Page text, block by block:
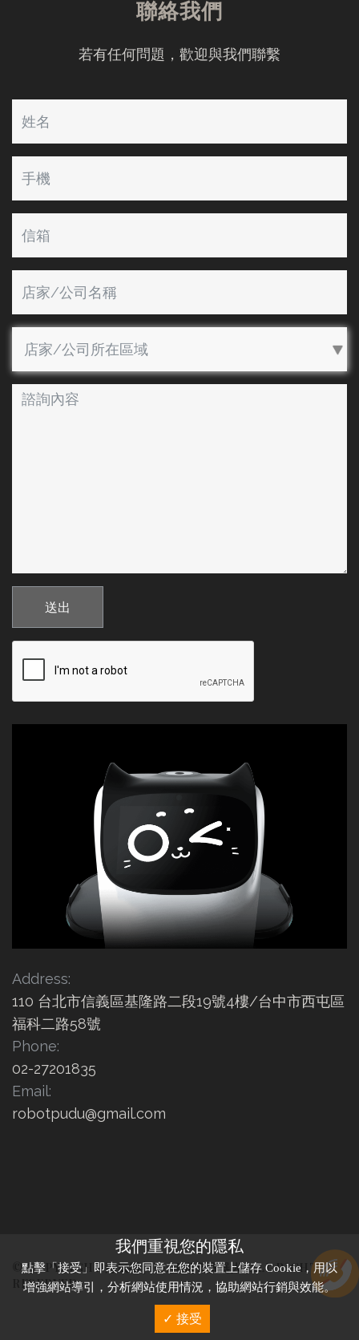
聯絡我們
若有任何問題，歡迎與我們聯繫
Message
Address:
110 台北市信義區基隆路二段19號4樓/台中市西屯區
福科二路58號
Phone:
02-27201835
Email:
robotpudu@gmail.com
© COPYRIGHT 海底撈 | PUDU送餐機器人. ALL RIGHTS
RESERVED
我們重視您的隱私
點擊「接受」即表示您同意在您的裝置上儲存 Cookie，用以
增強網站導引，分析網站使用情況，協助網站行銷與效能。
✓ 接受